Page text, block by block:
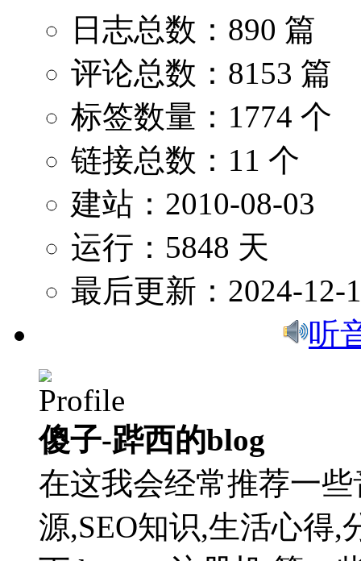
日志总数：890 篇
评论总数：8153 篇
标签数量：1774 个
链接总数：11 个
建站：2010-08-03
运行：5848 天
最后更新：2024-12-
听
傻子-跸西的blog
在这我会经常推荐一
源,SEO知识,生活心得,